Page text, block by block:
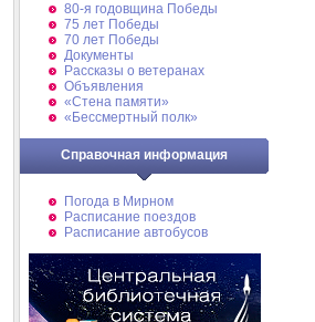
80-я годовщина Победы
75 лет Победы
70 лет Победы
Документы
Рассказы о ветеранах
Объявления
«Стена памяти»
«Бессмертный полк»
Справочная информация
Погода в Мирном
Расписание поездов
Расписание автобусов